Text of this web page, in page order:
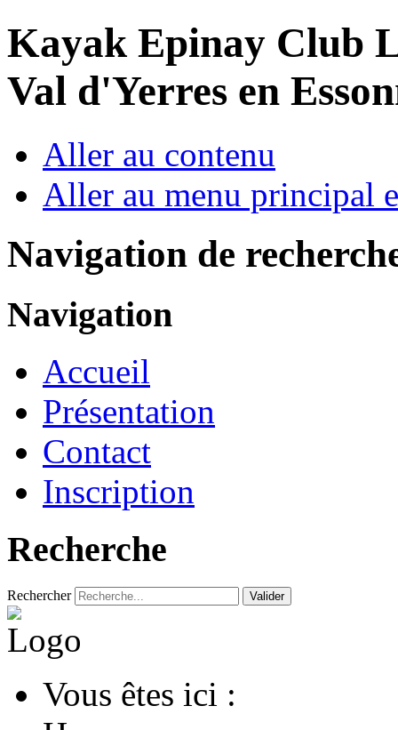
Kayak Epinay Club
Val d'Yerres en
Aller au contenu
Aller au menu principal
Navigation de
Navigation
Accueil
Présentation
Contact
Inscription
Recherche
Rechercher Valider
Vous êtes ici :